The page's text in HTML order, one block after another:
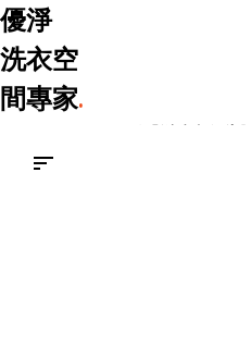
優淨
洗衣空
間專家.